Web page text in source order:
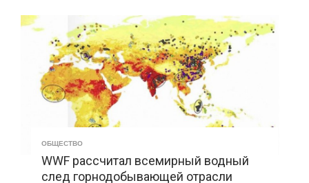
ОБЩЕСТВО
WWF рассчитал всемирный водный
след горнодобывающей отрасли